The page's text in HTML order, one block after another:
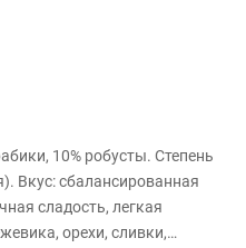
10% робусты. Степень
Вкус: сбалансированная
сладость, легкая
орехи, сливки,